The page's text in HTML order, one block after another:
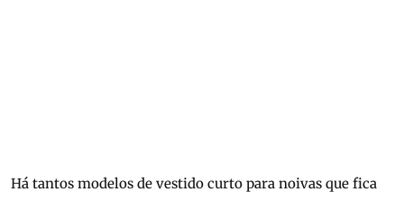
Há tantos modelos de vestido curto para noivas que fica